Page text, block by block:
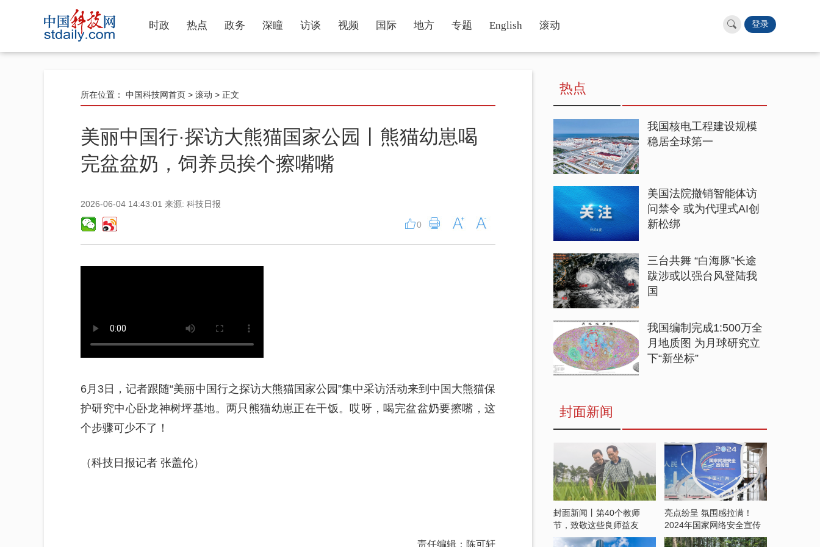
时政 热点 政务 深瞳 访谈 视频 国际 地方 专题 English 滚动 登录
所在位置： 中国科技网首页 > 滚动 > 正文
美丽中国行·探访大熊猫国家公园丨熊猫幼崽喝
完盆盆奶，饲养员挨个擦嘴嘴
2026-06-04 14:43:01 来源: 科技日报
0
6月3日，记者跟随“美丽中国行之探访大熊猫国家公园”集中采访活动来到中国大熊猫保
护研究中心卧龙神树坪基地。两只熊猫幼崽正在干饭。哎呀，喝完盆盆奶要擦嘴，这
个步骤可少不了！
（科技日报记者 张盖伦）
责任编辑：陈可轩
热点
我国核电工程建设规模
稳居全球第一
美国法院撤销智能体访
问禁令 或为代理式AI创
新松绑
三台共舞 “白海豚”长途
跋涉或以强台风登陆我
国
我国编制完成1:500万全
月地质图 为月球研究立
下“新坐标”
封面新闻
封面新闻丨第40个教师
节，致敬这些良师益友
亮点纷呈 氛围感拉满！
2024年国家网络安全宣传
周开启